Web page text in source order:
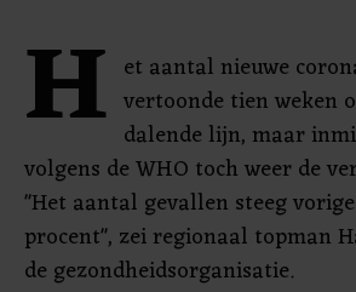
H et aantal nieuwe
vertoonde tien weken
dalende lijn, maar
volgens de WHO toch weer de
"Het aantal gevallen steeg
procent", zei regionaal topman
de gezondheidsorganisatie.